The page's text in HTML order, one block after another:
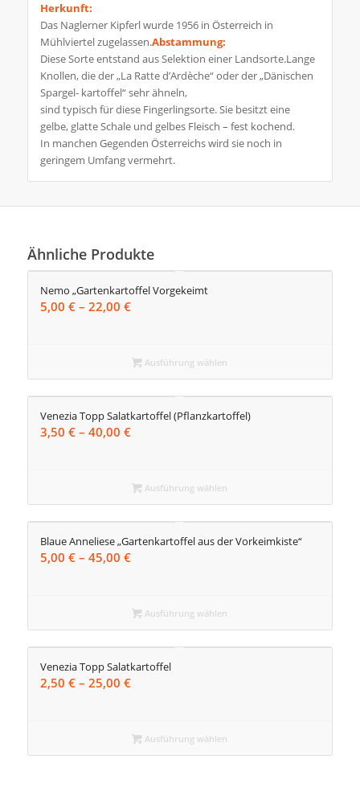
Herkunft:
Das Naglerner Kipferl wurde 1956 in Österreich in
Mühlviertel zugelassen.Abstammung:
Diese Sorte entstand aus Selektion einer Landsorte.Lange
Knollen, die der „La Ratte d’Ardèche“ oder der „Dänischen
Spargel- kartoffel“ sehr ähneln,
sind typisch für diese Fingerlingsorte. Sie besitzt eine
gelbe, glatte Schale und gelbes Fleisch – fest kochend.
In manchen Gegenden Österreichs wird sie noch in
geringem Umfang vermehrt.
Ähnliche Produkte
Nemo „Gartenkartoffel Vorgekeimt
5,00 € – 22,00 €Preisspanne:
22,00 €
Ausführung wählen
Venezia Topp Salatkartoffel (Pflanzkartoffel)
3,50 € – 40,00 €Preisspanne:
40,00 €
Ausführung wählen
Blaue Anneliese „Gartenkartoffel aus der Vorkeimkiste“
5,00 € – 45,00 €Preisspanne:
45,00 €
Ausführung wählen
Venezia Topp Salatkartoffel
2,50 € – 25,00 €Preisspanne:
25,00 €
Ausführung wählen